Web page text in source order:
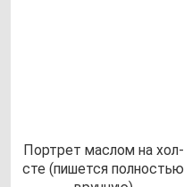
Пор­трет мас­лом на хол­
сте (пи­шет­ся пол­ностью